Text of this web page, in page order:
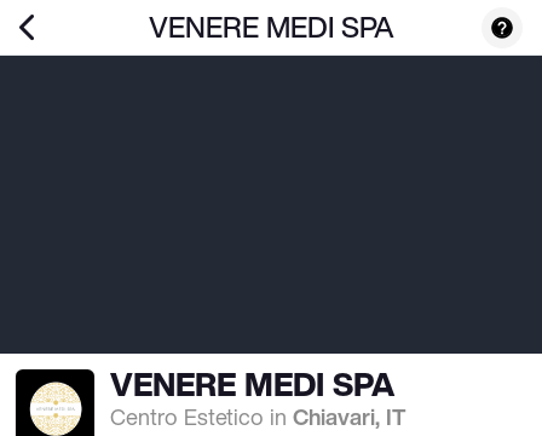
VENERE MEDI SPA
VENERE MEDI SPA
Centro Estetico inChiavari, IT